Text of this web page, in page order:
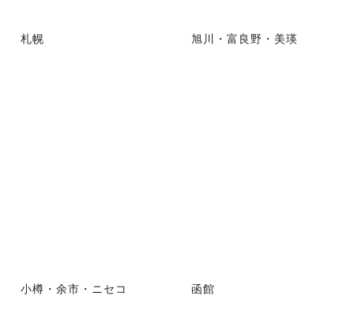
札幌 旭川・富良野・美瑛
小樽・余市・ニセコ 函館